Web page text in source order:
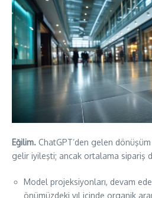
Eğilim. ChatGPT’den gelen
gelir iyileşti; ancak ortalama sipariş
Model projeksiyonları, devam
önümüzdeki yıl içinde organik